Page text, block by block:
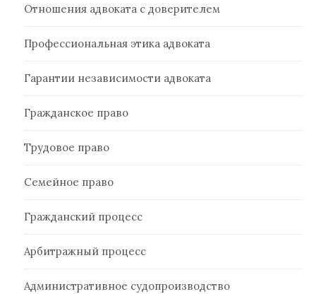
Отношения адвоката с доверителем
Профессиональная этика адвоката
Гарантии независимости адвоката
Гражданское право
Трудовое право
Семейное право
Гражданский процесс
Арбитражный процесс
Административное судопроизводство